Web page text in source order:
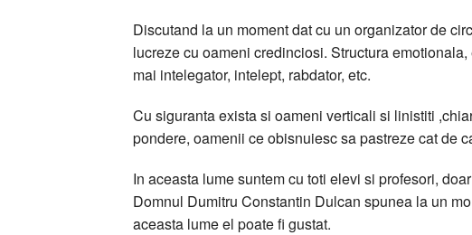
Discutand la un moment dat cu un organizator de
lucreze cu oameni credinciosi. Structura
mai intelegator, intelept, rabdator, etc.
Cu siguranta exista si oameni verticali si linistiti
pondere, oamenii ce obisnuiesc sa pastreze cat de
In aceasta lume suntem cu toti elevi si profesori,
Domnul Dumitru Constantin Dulcan spunea la un
aceasta lume el poate fi gustat.